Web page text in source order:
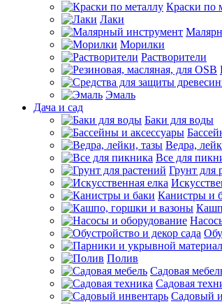
Краски по
Лаки
Морилки
Растворители
Эмаль
Дача и сад
Баки для воды
Ведра,
Все для
Грунт для
Канистры и
Полив
Садовая
Садовая
Садовый